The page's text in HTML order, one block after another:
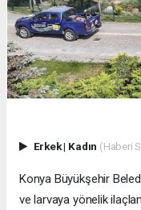
Erkek| Kadın (Haberi
Konya Büyükşehir
ve larvaya yönelik